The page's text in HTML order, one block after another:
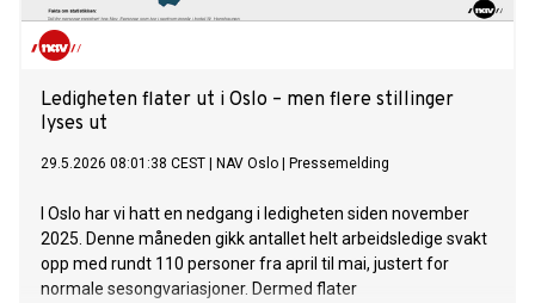
Ledigheten flater ut i Oslo – men flere stillinger
lyses ut
29.5.2026 08:01:38 CEST NAV Oslo Pressemelding
I Oslo har vi hatt en nedgang i ledigheten siden november
2025. Denne måneden gikk antallet helt arbeidsledige svakt
opp med rundt 110 personer fra april til mai, justert for
normale sesongvariasjoner. Dermed flater